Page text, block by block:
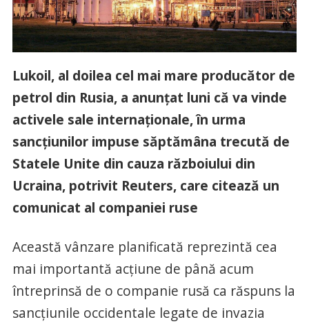
Lukoil, al doilea cel mai mare producător de
petrol din Rusia, a anunțat luni că va vinde
activele sale internaționale, în urma
sancțiunilor impuse săptămâna trecută de
Statele Unite din cauza războiului din
Ucraina, potrivit Reuters, care citează un
comunicat al companiei ruse
Această vânzare planificată reprezintă cea
mai importantă acțiune de până acum
întreprinsă de o companie rusă ca răspuns la
sancțiunile occidentale legate de invazia